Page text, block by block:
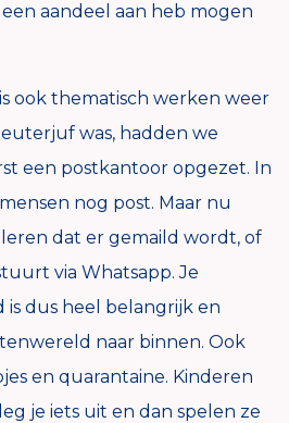
aandeel aan heb mogen
ook thematisch werken weer
was, hadden we
een postkantoor opgezet. In
nog post. Maar nu
dat er gemaild wordt, of
via Whatsapp. Je
is dus heel belangrijk en
naar binnen. Ook
en quarantaine. Kinderen
je iets uit en dan spelen ze